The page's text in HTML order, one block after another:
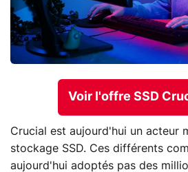
Voir l'offre SSD
Crucial est aujourd'hui un acteur
stockage SSD. Ces différents
aujourd'hui adoptés pas des